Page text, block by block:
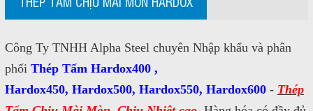
Công Ty TNHH Alpha Steel chuyên Nhập khẩu và phân
phối Thép Tấm Hardox400 ,
Hardox450, Hardox500, Hardox550, Hardox600 - Thép
LinkedIn